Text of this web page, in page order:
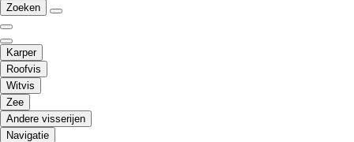
Zoeken
Karper
Roofvis
Witvis
Zee
Andere visserijen
Navigatie